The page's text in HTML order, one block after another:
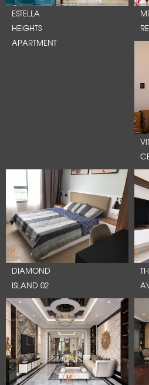
ESTELLA
HEIGHTS
APARTMENT
DIAMOND
ISLAND 02